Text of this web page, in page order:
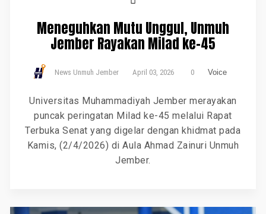
Meneguhkan Mutu Unggul, Unmuh
Jember Rayakan Milad ke-45
News Unmuh Jember April 03, 2026 0 Voice
Universitas Muhammadiyah Jember merayakan
puncak peringatan Milad ke-45 melalui Rapat
Terbuka Senat yang digelar dengan khidmat pada
Kamis, (2/4/2026) di Aula Ahmad Zainuri Unmuh
Jember.